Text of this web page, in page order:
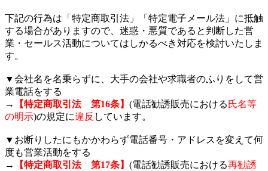
下記の行為は「特定商取引法」「特定電子メール法」に抵触
する場合がありますので、迷惑・悪質であると判断した営
業・セールス活動についてはしかるべき対応を検討いたしま
す。
▼会社名を名乗らずに、大手の会社や求職者のふりをして営
業電話をする
→
【特定商取引法 第16条】 (電話勧誘販売における氏名等
の明示)の規定に違反 しています。
▼お断りしたにもかかわらず電話番号・アドレスを変えて何
度も営業活動をする
→
【特定商取引法 第17条】 (電話勧誘販売における再勧誘